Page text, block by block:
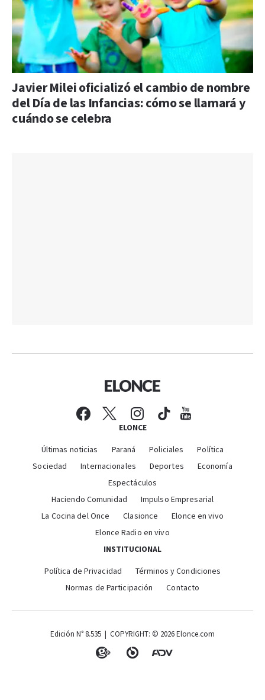
Javier Milei oficializó el cambio de nombre
del Día de las Infancias: cómo se llamará y
cuándo se celebra
ELONCE
Últimas noticias Paraná Policiales
Política
Sociedad
Internacionales Deportes
Economía
Espectáculos
Haciendo Comunidad
Impulso Empresarial
La Cocina del Once
Clasionce
Elonce en vivo
Elonce Radio en vivo
INSTITUCIONAL
Política de Privacidad
Términos y Condiciones
Normas de Participación
Contacto
Edición N° 8.535 | COPYRIGHT: © 2026 Elonce.com